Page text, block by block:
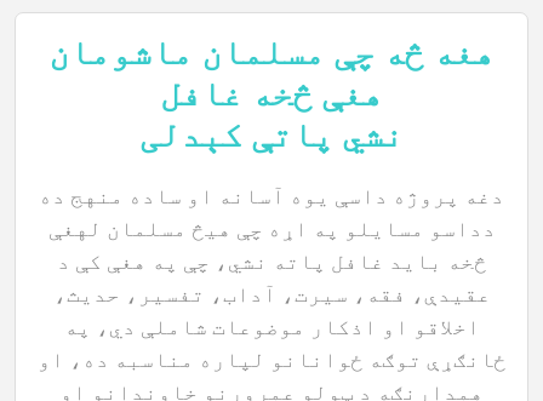
الرئيسية
المؤلف
اللغات
هغه څه چې مسلمان ماشومان
هغې څخه غافل
نشي پاتې کېدلی
دغه پروژه داسې یوه آسانه او ساده منهج ده
دداسو مسایلو په اړه چې هیڅ مسلمان لهغې
څخه باید غافل پاته نشي، چې په هغې کې د
عقیدې، فقه، سیرت، آداب، تفسیر، حدیث،
اخلاقو او اذکار موضوعات شاملې دي، په
ځانګړې توګه ځوانانو لپاره مناسبه ده، او
همدارنګه د ټولو عمرورنو خاوندانو او